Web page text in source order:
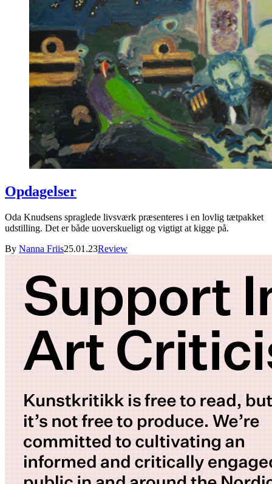
Opdagelser
Oda Knudsens spraglede livsværk præsenteres i en lovlig tætpakket
udstilling. Det er både uoverskueligt og vigtigt at kigge på.
By Nanna Friis25.01.23Review